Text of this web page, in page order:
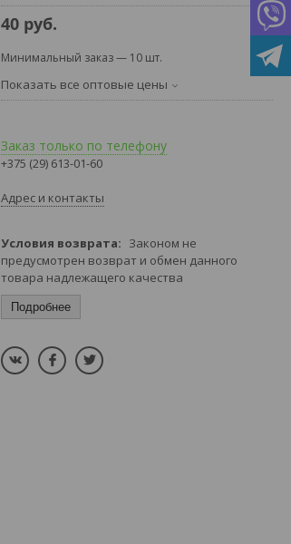
40 руб.
Минимальный заказ — 10 шт.
Показать все оптовые цены
Заказ только по телефону
+375 (29) 613-01-60
Адрес и контакты
Законом не
предусмотрен возврат и обмен данного
товара надлежащего качества
Подробнее